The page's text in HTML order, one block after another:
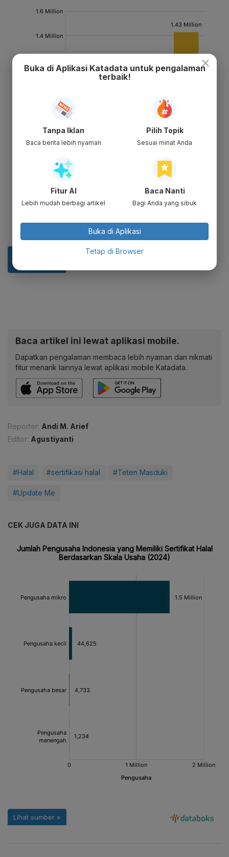
Baca artikel ini lewat aplikasi mobile.
Dapatkan pengalaman membaca lebih nyaman dan nikmati
fitur menarik lainnya lewat aplikasi mobile Katadata.
Reporter: Andi M. Arief
Editor: Agustiyanti
#Halal #sertifikasi halal #Teten Masduki
#Update Me
CEK JUGA DATA INI
×
Buka di Aplikasi Katadata untuk pengalaman
terbaik!
Tanpa Iklan
Baca berita lebih nyaman
Pilih Topik
Sesuai minat Anda
Fitur AI
Lebih mudah berbagi artikel
Baca Nanti
Bagi Anda yang sibuk
Buka di Aplikasi
Tetap di Browser